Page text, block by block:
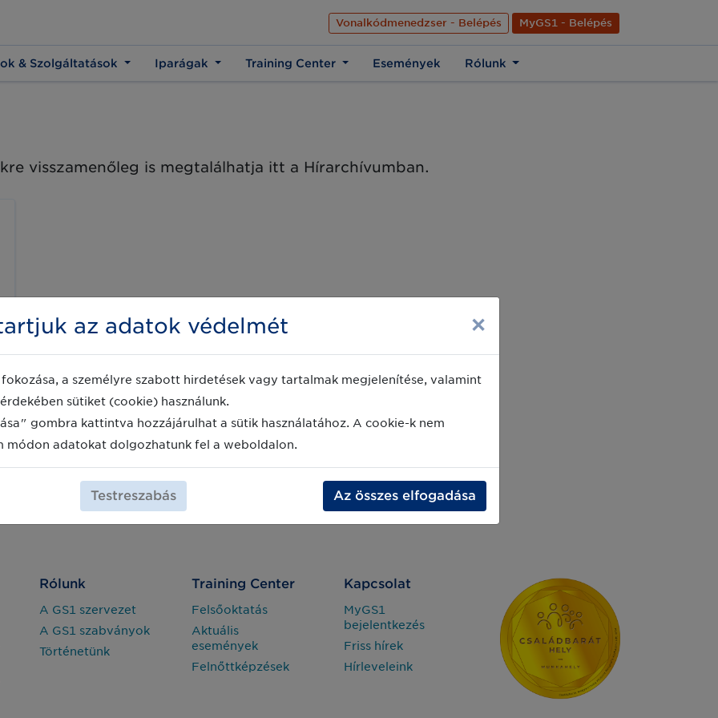
Az üzleti élet közös nyelve Hírek Kapcsolat Rólunk
EN
Vonalkódmenedzser - Belépés
MyGS1 - Belépés
& Szolgáltatások Iparágak Training Center Események Rólunk
visszamenőleg is megtalálhatja itt a Hírarchívumban.
Rólunk
A GS1 szervezet
A GS1 szabványok
Történetünk
Training Center
Felsőoktatás
Aktuális
események
Felnőttképzések
Kapcsolat
MyGS1
bejelentkezés
Friss hírek
Hírleveleink
az adatok védelmét ×
a személyre szabott hirdetések vagy tartalmak megjelenítése, valamint
sütiket (cookie) használunk.
gombra kattintva hozzájárulhat a sütik használatához. A cookie-k nem
módon adatokat dolgozhatunk fel a weboldalon.
Testreszabás Az összes elfogadása